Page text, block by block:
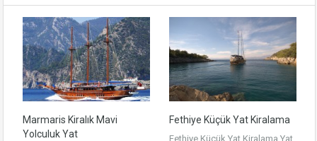
Marmaris Kiralık Mavi
Yolculuk Yat
Fethiye Küçük Yat Kiralama
Fethiye Küçük Yat Kiralama Yat